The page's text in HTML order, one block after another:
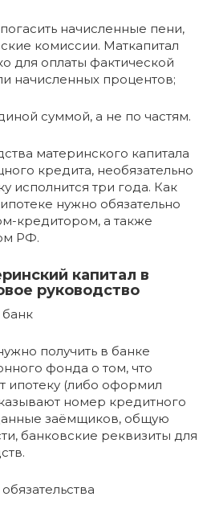
начисленные пени,
комиссии. Маткапитал
для оплаты фактической
начисленных процентов;
суммой, а не по частям.
материнского капитала
кредита, необязательно
исполнится три года. Как
нужно обязательно
кредитором, а также
РФ.
капитал в
руководство
получить в банке
фонда о том, что
ипотеку (либо оформил
номер кредитного
заёмщиков, общую
банковские реквизиты для